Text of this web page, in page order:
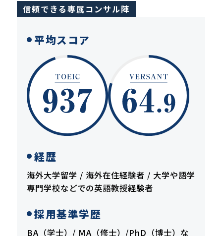
信頼できる専属コンサル陣
平均スコア
経歴
海外大学留学 / 海外在住経験者 / 大学や語学
専門学校などでの英語教授経験者
採用基準学歴
BA（学士）/ MA（修士）/PhD（博士）な